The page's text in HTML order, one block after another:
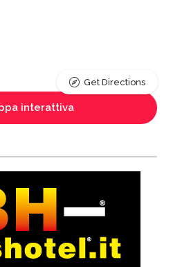
interattiva
Get Directions